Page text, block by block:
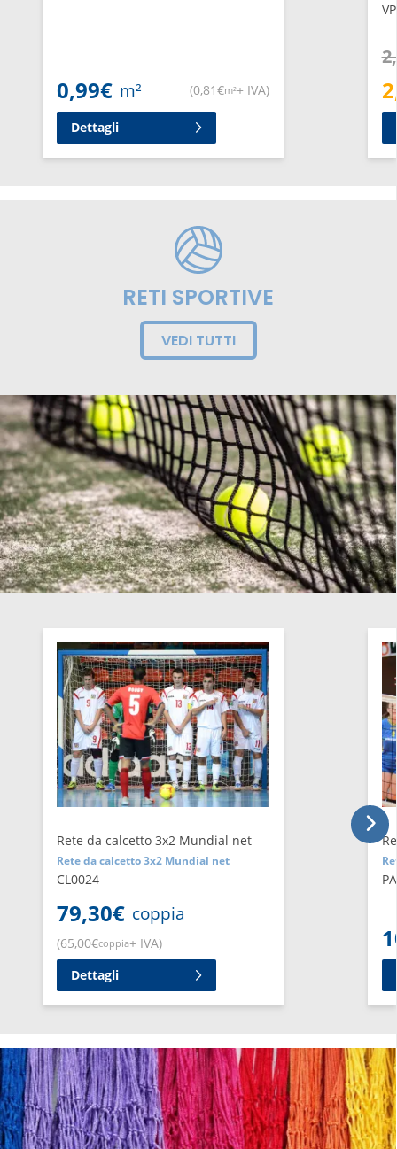
0,99€ m² (0,81€m²+ IVA)
Dettagli
RETI SPORTIVE
VEDI TUTTI
Rete da calcetto 3x2 Mundial net
Rete da calcetto 3x2 Mundial net
CL0024
79,30€ coppia
(65,00€coppia+ IVA)
Dettagli